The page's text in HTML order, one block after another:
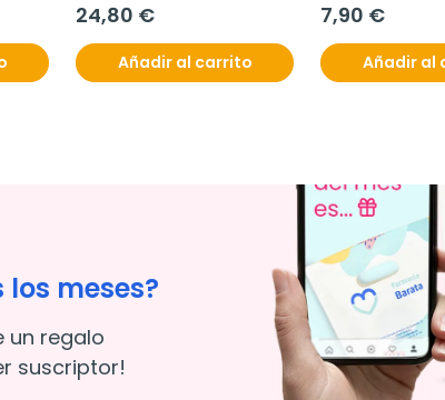
24,80 €
Añadir al carrito
7,90 €
Añadir al
los meses?
un regalo
suscriptor!